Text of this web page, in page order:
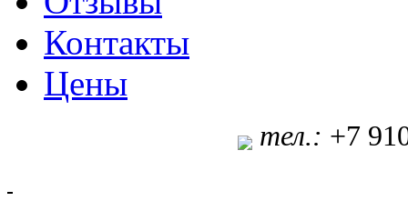
Контакты
Цены
тел.: +7